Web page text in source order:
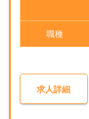
職種
求人詳細